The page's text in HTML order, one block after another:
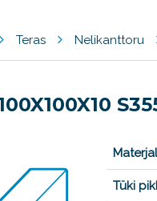
Teras Nelikanttoru
Tüki